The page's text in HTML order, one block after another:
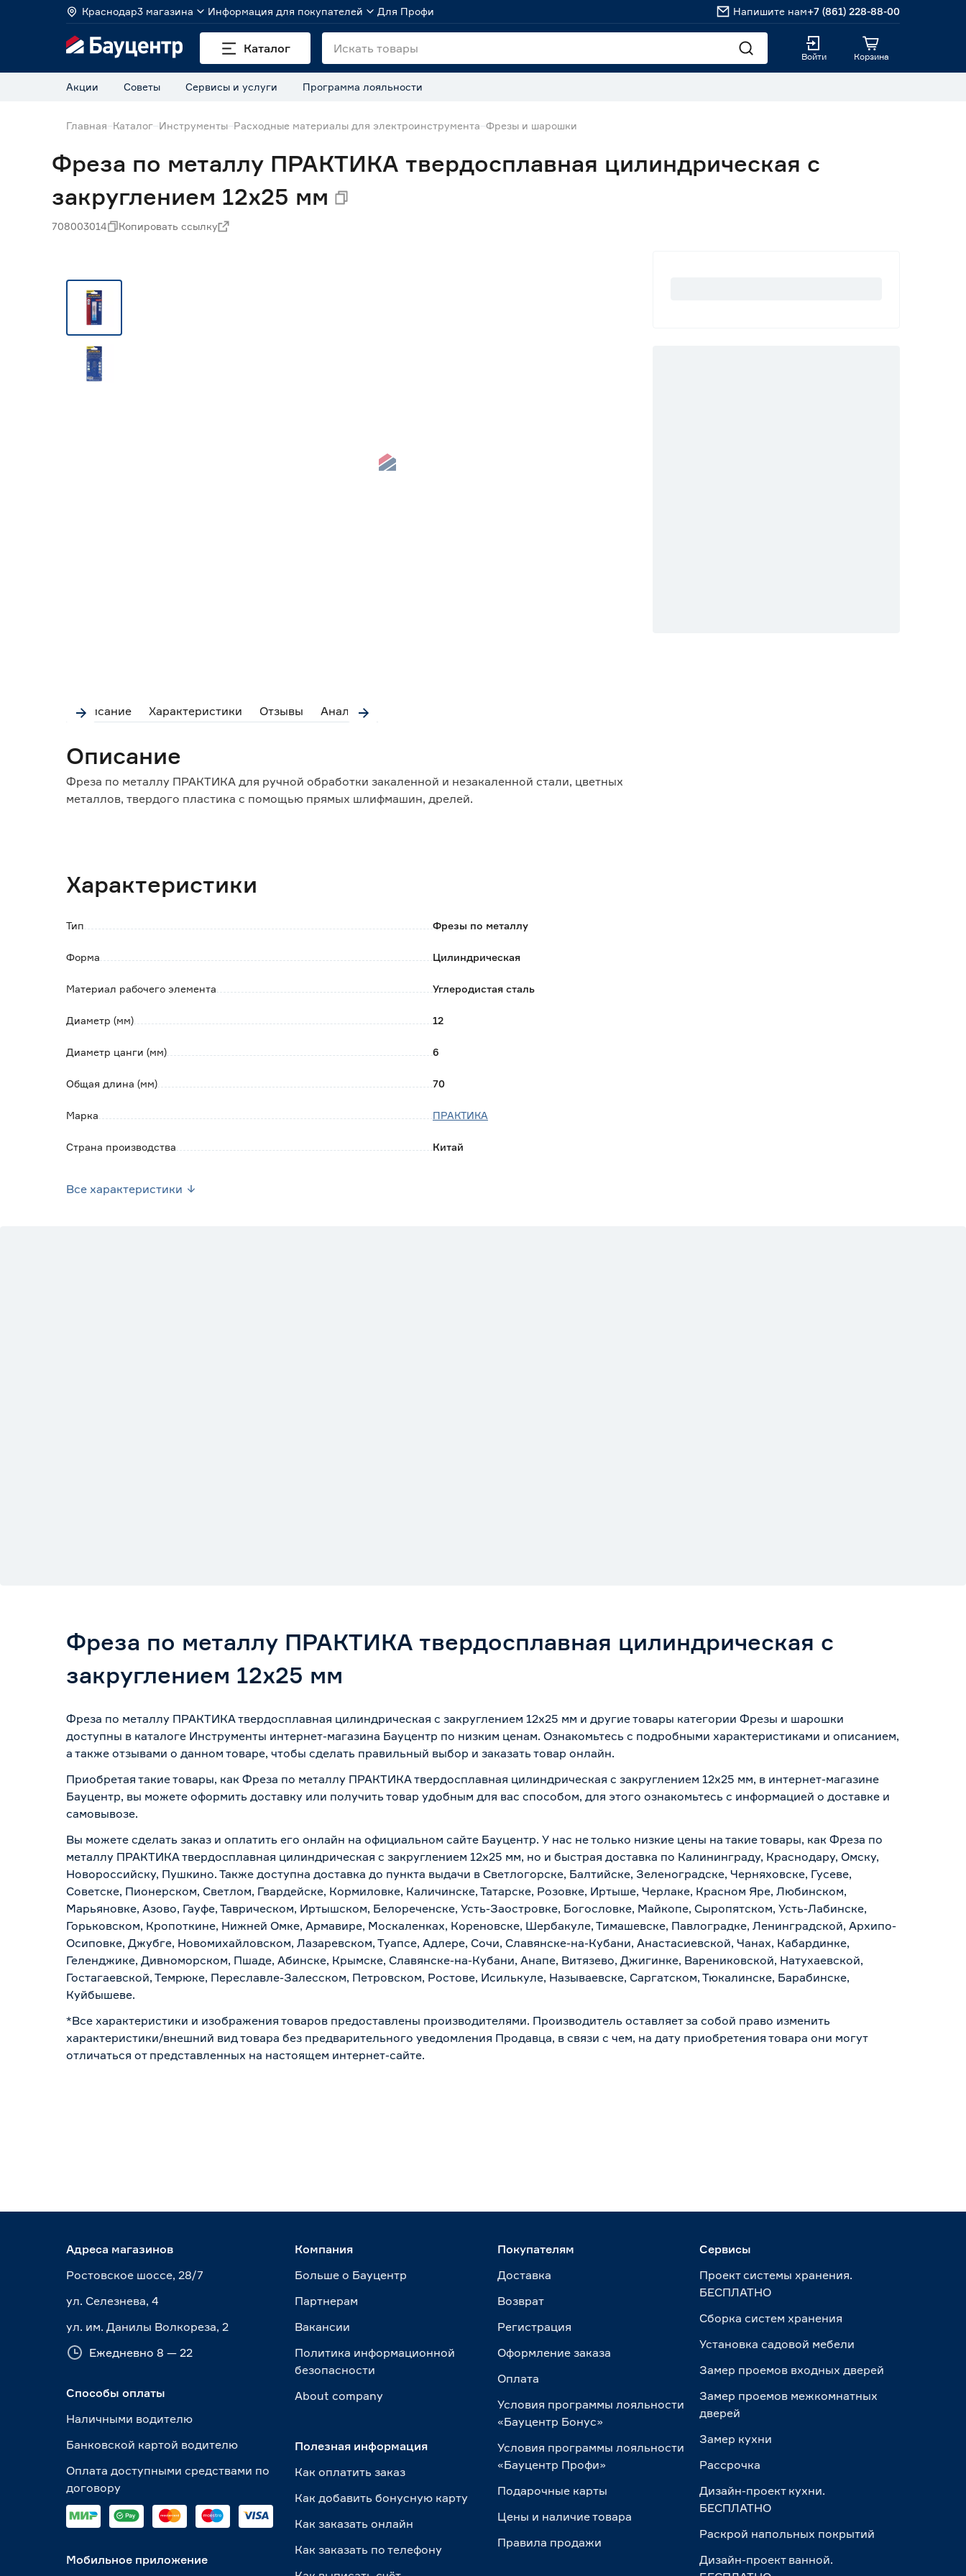
Краснодар3 магазина Информация для покупателей Для Профи Напишите нам+7 (861) 228-88-00
Каталог
Войти Корзина
Акции Советы Сервисы и услуги Программа лояльности
Главная Каталог Инструменты Расходные материалы для электроинструмента Фрезы и шарошки
Фреза по металлу ПРАКТИКА твердосплавная цилиндрическая с
закруглением 12х25 мм
708003014 Копировать ссылку
Описание Характеристики Отзывы Аналоги
Описание
Фреза по металлу ПРАКТИКА для ручной обработки закаленной и незакаленной стали, цветных
металлов, твердого пластика с помощью прямых шлифмашин, дрелей.
металлических поверхностей;
вращения и отсутствие люфта;
инструментами и электроинструментами;
качества обработки.
Характеристики
Тип Фрезы по металлу
Форма Цилиндрическая
Материал рабочего элемента Углеродистая сталь
Диаметр (мм) 12
Диаметр цанги (мм) 6
Общая длина (мм) 70
Марка ПРАКТИКА
Страна производства Китай
Все характеристики
Фреза по металлу ПРАКТИКА твердосплавная цилиндрическая с
закруглением 12х25 мм
Фреза по металлу ПРАКТИКА твердосплавная цилиндрическая с закруглением 12х25 мм и другие товары категории Фрезы и шарошки
доступны в каталоге Инструменты интернет-магазина Бауцентр по низким ценам. Ознакомьтесь с подробными характеристиками и описанием,
а также отзывами о данном товаре, чтобы сделать правильный выбор и заказать товар онлайн.
Приобретая такие товары, как Фреза по металлу ПРАКТИКА твердосплавная цилиндрическая с закруглением 12х25 мм, в интернет-магазине
Бауцентр, вы можете оформить доставку или получить товар удобным для вас способом, для этого ознакомьтесь с информацией о доставке и
самовывозе.
Вы можете сделать заказ и оплатить его онлайн на официальном сайте Бауцентр. У нас не только низкие цены на такие товары, как Фреза по
металлу ПРАКТИКА твердосплавная цилиндрическая с закруглением 12х25 мм, но и быстрая доставка по Калининграду, Краснодару, Омску,
Новороссийску, Пушкино. Также доступна доставка до пункта выдачи в Светлогорске, Балтийске, Зеленоградске, Черняховске, Гусеве,
Советске, Пионерском, Светлом, Гвардейске, Кормиловке, Каличинске, Татарске, Розовке, Иртыше, Черлаке, Красном Яре, Любинском,
Марьяновке, Азово, Гауфе, Таврическом, Иртышском, Белореченске, Усть-Заостровке, Богословке, Майкопе, Сыропятском, Усть-Лабинске,
Горьковском, Кропоткине, Нижней Омке, Армавире, Москаленках, Кореновске, Шербакуле, Тимашевске, Павлоградке, Ленинградской, Архипо-
Осиповке, Джубге, Новомихайловском, Лазаревском, Туапсе, Адлере, Сочи, Славянске-на-Кубани, Анастасиевской, Чанах, Кабардинке,
Геленджике, Дивноморском, Пшаде, Абинске, Крымске, Славянске-на-Кубани, Анапе, Витязево, Джигинке, Варениковской, Натухаевской,
Гостагаевской, Темрюке, Переславле-Залесском, Петровском, Ростове, Исилькуле, Называевске, Саргатском, Тюкалинске, Барабинске,
Куйбышеве.
*Все характеристики и изображения товаров предоставлены производителями. Производитель оставляет за собой право изменить
характеристики/внешний вид товара без предварительного уведомления Продавца, в связи с чем, на дату приобретения товара они могут
отличаться от представленных на настоящем интернет-сайте.
Адреса магазинов
Ростовское шоссе, 28/7
ул. Селезнева, 4
ул. им. Данилы Волкореза, 2
Ежедневно 8 — 22
Способы оплаты
Наличными водителю
Банковской картой водителю
Оплата доступными средствами по
договору
Мобильное приложение
Компания
Больше о Бауцентр
Партнерам
Вакансии
Политика информационной
безопасности
About сompany
Полезная информация
Как оплатить заказ
Как добавить бонусную карту
Как заказать онлайн
Как заказать по телефону
Покупателям
Доставка
Возврат
Регистрация
Оформление заказа
Оплата
Условия программы лояльности
«Бауцентр Бонус»
Условия программы лояльности
«Бауцентр Профи»
Подарочные карты
Цены и наличие товара
Правила продажи
Сервисы
Проект системы хранения.
БЕСПЛАТНО
Сборка систем хранения
Установка садовой мебели
Замер проемов входных дверей
Замер проемов межкомнатных
дверей
Замер кухни
Рассрочка
Дизайн-проект кухни.
БЕСПЛАТНО
Раскрой напольных покрытий
Дизайн-проект ванной.